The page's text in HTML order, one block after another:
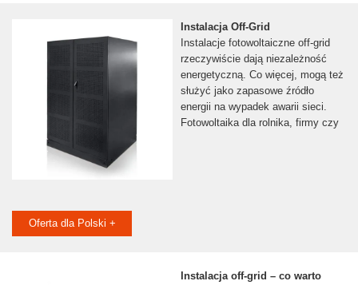
Instalacja Off-Grid
Instalacje fotowoltaiczne off-grid
rzeczywiście dają niezależność
energetyczną. Co więcej, mogą też
służyć jako zapasowe źródło
energii na wypadek awarii sieci.
Fotowoltaika dla rolnika, firmy czy
Oferta dla Polski +
Instalacja off-grid – co warto